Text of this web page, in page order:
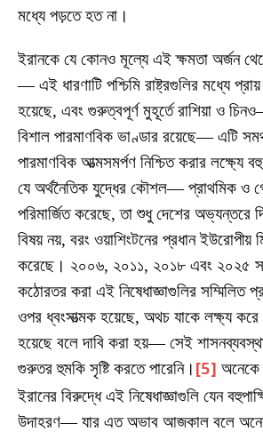
মধ্যে পড়তে হত না।
ইরানকে যে কোনও মূল্যে এই ক্ষমতা অর্জন
— এই ধারণাটি পশ্চিমি রাষ্ট্রগুলির মধ্যে
হয়েছে, এবং গুরুত্বপূর্ণ মুহূর্তে রাশিয়া ও
বিশাল পারমাণবিক ভাণ্ডার রয়েছে— এটি
পারমাণবিক আত্মসমর্পণ নিশ্চিত করার লক্ষ্যে
যে অর্থনৈতিক যুদ্ধের কৌশল— প্রাথমিক ও
পরিমার্জিত করেছে, তা শুধু দেশের অভ্যন্তরে
বিষয় নয়, বরং ওয়াশিংটনের প্রধান
করেছে। ২০০৬, ২০১১, ২০১৮ এবং ২০২৫
কঠোরতর করা এই নিষেধাজ্ঞাগুলির সম্মিলিত
ওপর ধ্বংসাত্মক হয়েছে, অথচ যাকে লক্ষ্য
হয়েছে বলে দাবি করা হয়— সেই
গুরুতর হুমকি সৃষ্টি করতে পারেনি। [5] অনেকে
ইরানের বিরুদ্ধে এই নিষেধাজ্ঞাগুলি যেন
উদাহরণ— যার এত অভাব আজকাল বলে